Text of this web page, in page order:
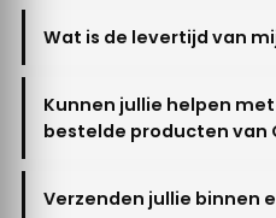
Wat is de levertijd van
Kunnen jullie helpen
bestelde producten van
Verzenden jullie binnen